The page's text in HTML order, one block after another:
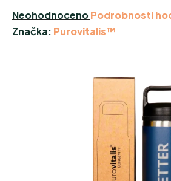
Průměrné
hodnocení
NeohodnocenoPodrobnosti
Značka: Purovitalis™